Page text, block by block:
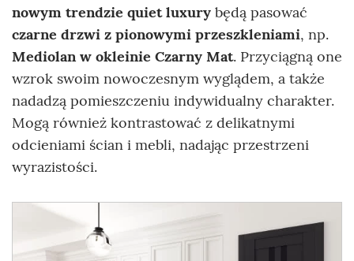
nowym trendzie quiet luxury będą pasować
czarne drzwi z pionowymi przeszkleniami, np.
Mediolan w okleinie Czarny Mat. Przyciągną one
wzrok swoim nowoczesnym wyglądem, a także
nadadzą pomieszczeniu indywidualny charakter.
Mogą również kontrastować z delikatnymi
odcieniami ścian i mebli, nadając przestrzeni
wyrazistości.